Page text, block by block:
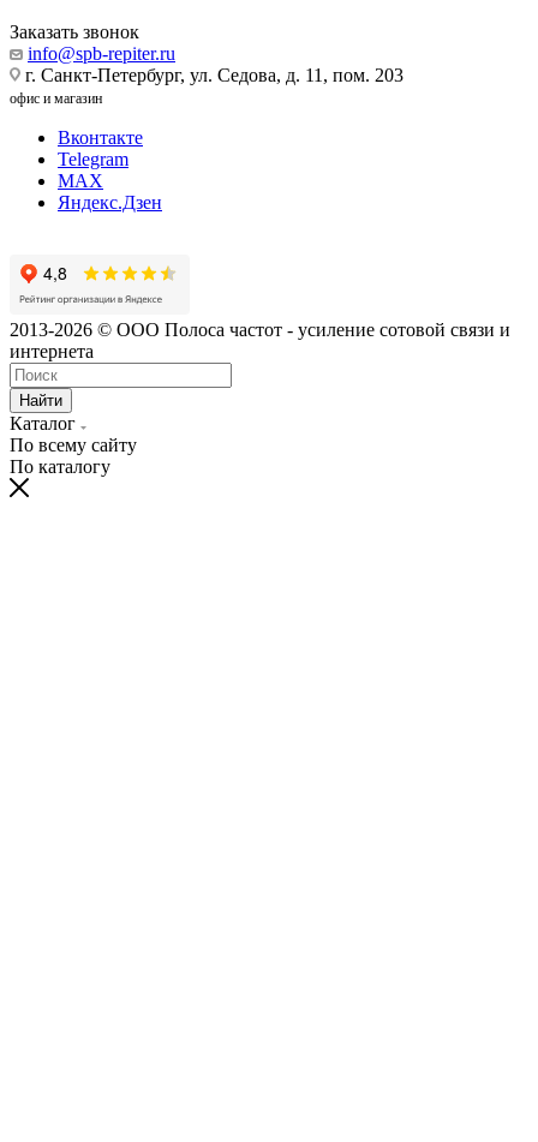
Заказать звонок
info@spb-repiter.ru
г. Санкт-Петербург, ул. Седова, д. 11, пом. 203
офис и магазин
Вконтакте
Telegram
MAX
Яндекс.Дзен
2013-2026 © ООО Полоса частот - усиление сотовой связи и
интернета
Найти
Каталог
По всему сайту
По каталогу